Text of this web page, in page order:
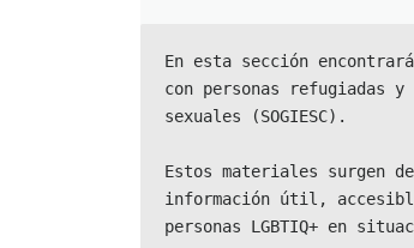
En esta sección
con personas refugiadas
sexuales (SOGIESC).
Estos materiales surgen
información útil,
personas LGBTIQ+ en